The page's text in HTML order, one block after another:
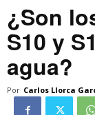
¿Son
S10 y
agua?
Por Carlos Llorca